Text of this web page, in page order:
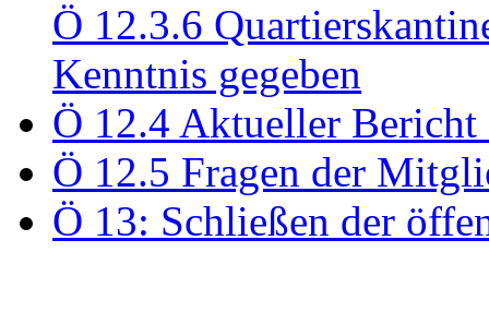
Ö 12.3.6
Kenntnis gegeben
Ö 12.4 Aktueller Bericht
Ö 12.5 Fragen der
Ö 13: Schließen der